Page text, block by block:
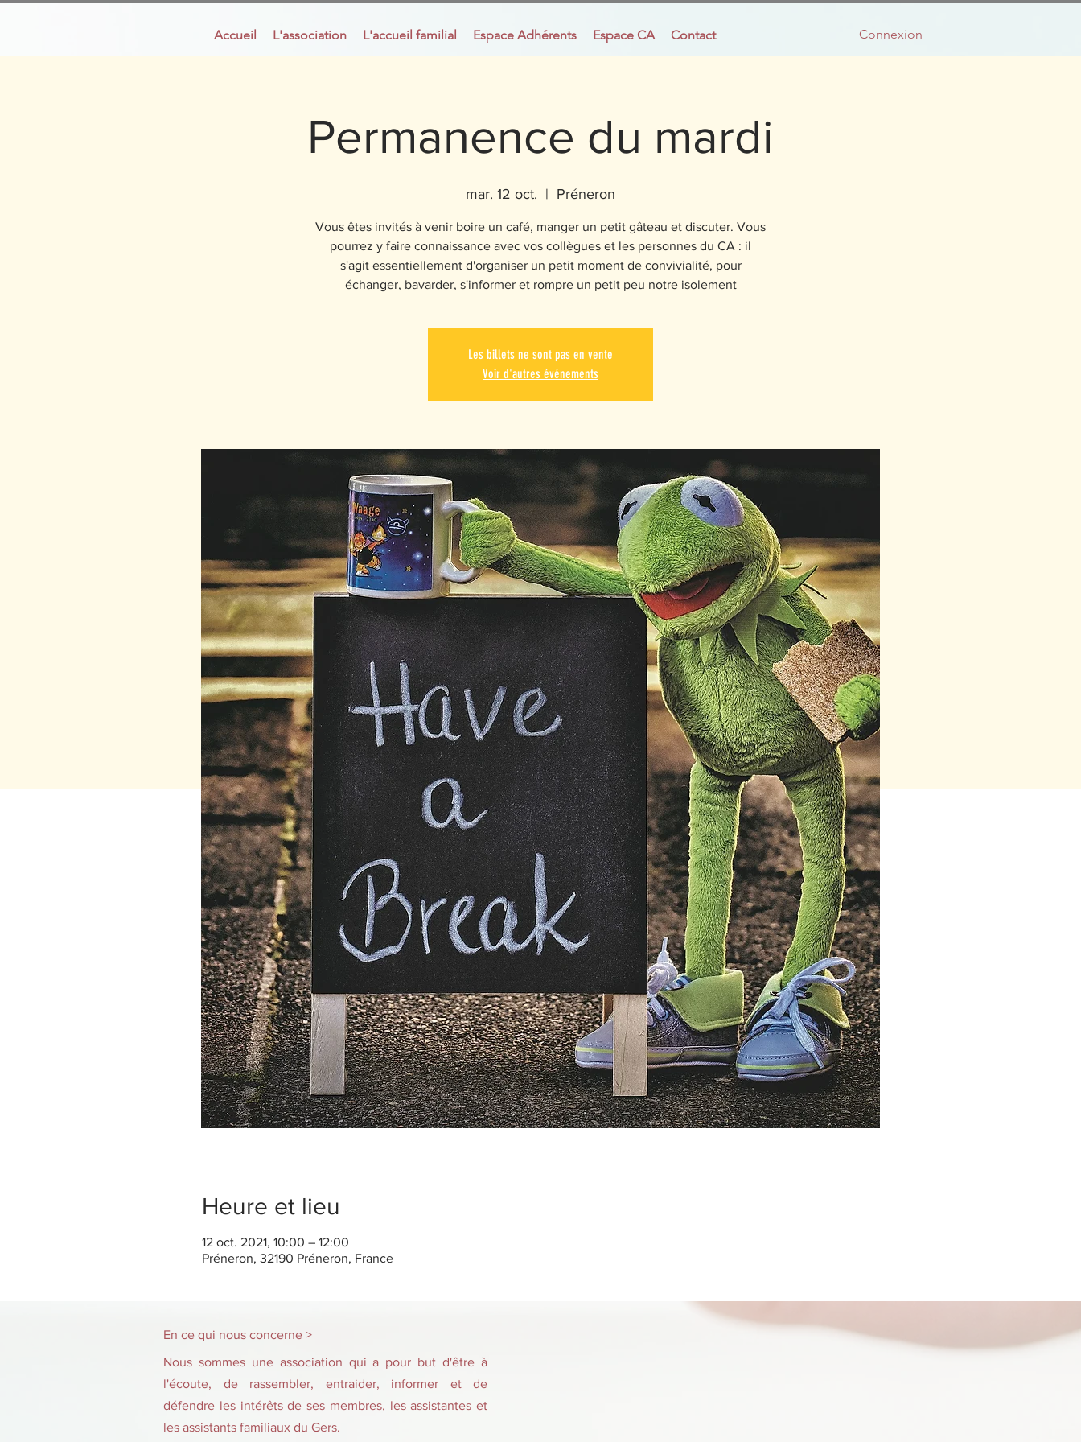
Accueil L'association L'accueil familial Espace Adhérents Espace CA Contact Connexion
Permanence du mardi
mar. 12 oct.
  |
Préneron
Vous êtes invités à venir boire un café, manger un petit gâteau et discuter. Vous
pourrez y faire connaissance avec vos collègues et les personnes du CA : il
s'agit essentiellement d'organiser un petit moment de convivialité, pour
échanger, bavarder, s'informer et rompre un petit peu notre isolement
Les billets ne sont pas en vente
Voir d'autres événements
Heure et lieu
12 oct. 2021, 10:00 – 12:00
Préneron, 32190 Préneron, France
En ce qui nous concerne >
Nous sommes une association qui a pour but d'être à
l'écoute, de rassembler, entraider, informer et de
défendre les intérêts de ses membres, les assistantes et
les assistants familiaux du Gers.